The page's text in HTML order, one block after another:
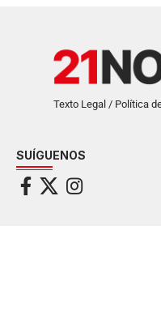
Texto Legal / Política
SUÍGUENOS